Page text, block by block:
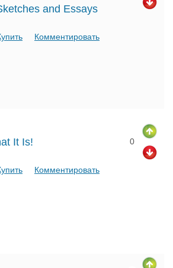
and Essays
Комментировать
It Is! 0
Комментировать